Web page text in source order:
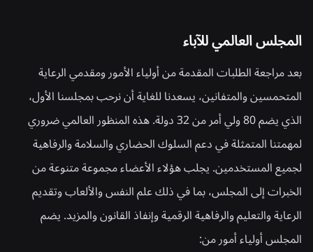
المجلس العالمي للآباء
بعد مراجعة الطلبات المقدمة من أولياء الأمور ومقدمي الرعاية
المتحمسين والمتفانين، يسعدنا للغاية أن نرحب بمجلسنا الأول،
الذي يضم 80 ولي أمر من 32 دولة. هذه المنظور العالمي ضروري
لمهمتنا المتمثلة في دعم السلوك الحضاري والسلامة والرفاهية
لجميع المستخدمين. يجلب هؤلاء الأعضاء مجموعة متنوعة من
الخبرات إلى المجلس، بما في ذلك علم النفس والألعاب وتقديم
الرعاية والتعليم والرفاهية الرقمية وإنفاذ القانون والمزيد. يضم
المجلس أولياء أمور من: